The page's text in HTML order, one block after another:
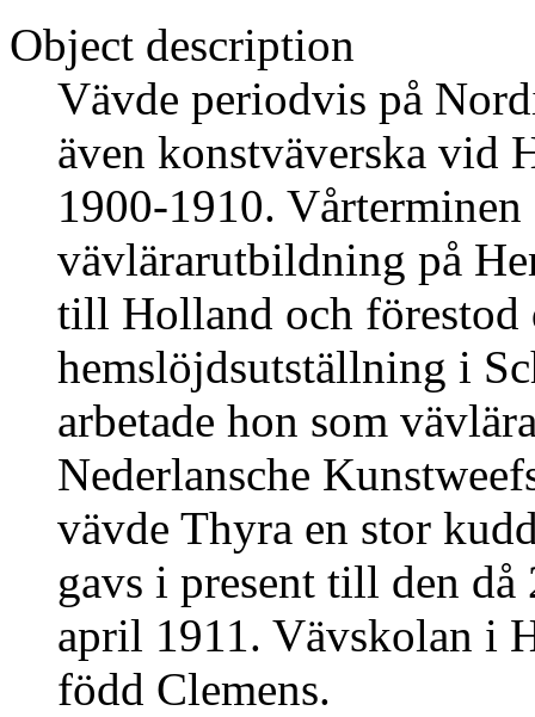
Object description
Vävde periodvis på
även konstväverska vid
1900-1910.
vävlärarutbildning på
till Holland och förestod
hemslöjdsutställning i
arbetade hon som
Nederlansche
vävde Thyra en stor
gavs i present till den då
april 1911. Vävskolan i
född Clemens.